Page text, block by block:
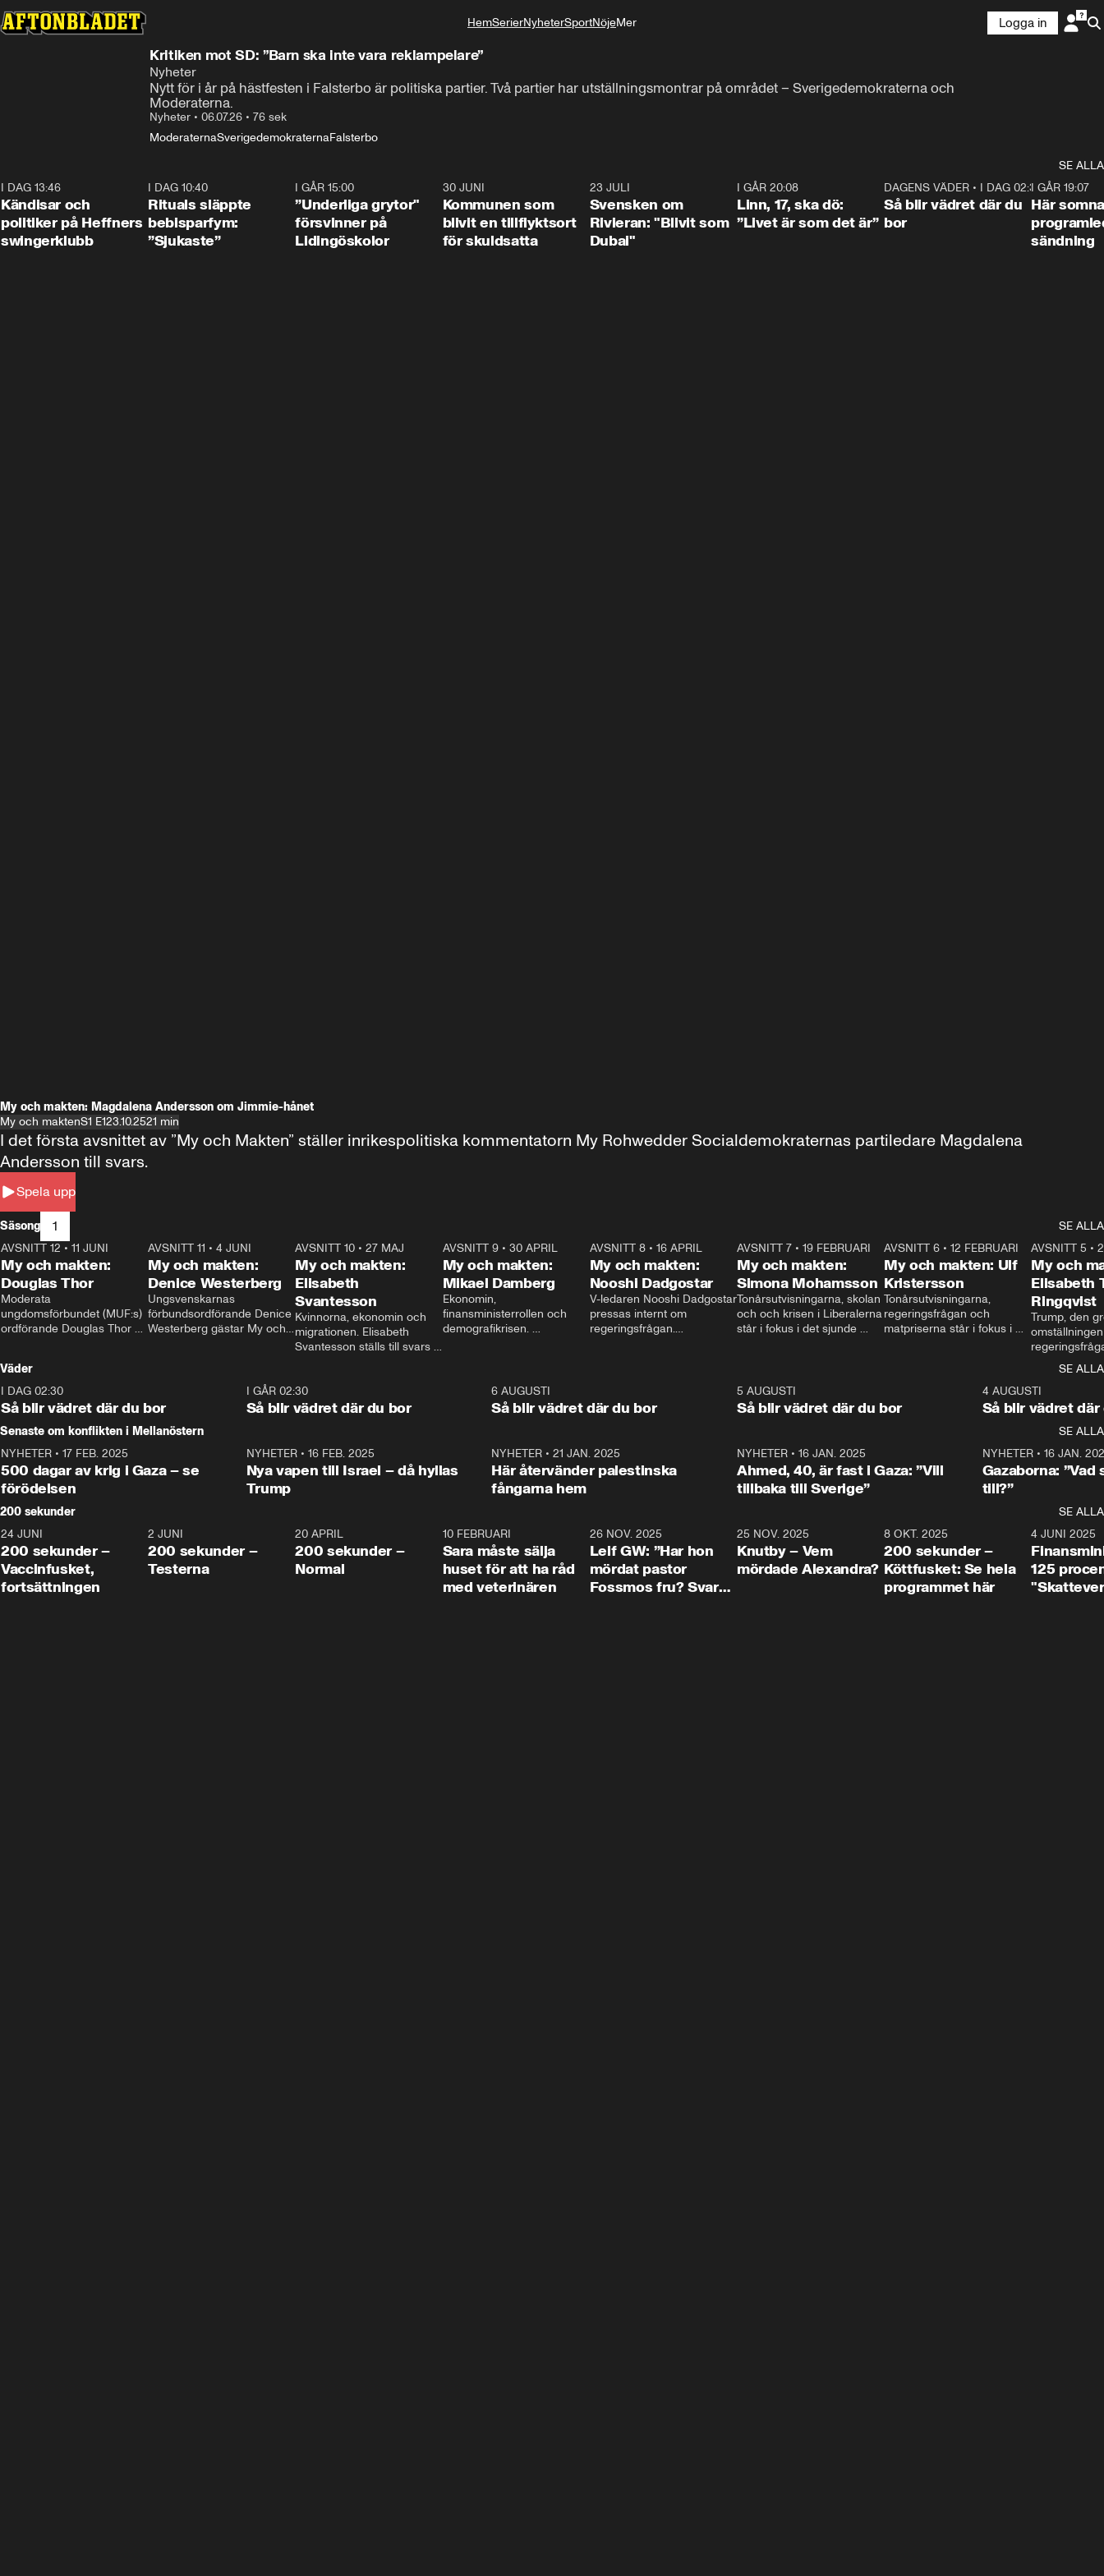
HemSerierNyheterSportNöjeMer
Logga in
Kritiken mot SD: ”Barn ska inte vara reklampelare”
Nyheter
Nytt för i år på hästfesten i Falsterbo är politiska partier. Två partier har utställningsmontrar på området – Sverigedemokraterna och
Moderaterna.
Nyheter • 06.07.26 • 76 sek
ModeraternaSverigedemokraternaFalsterbo
SE ALLA
I DAG 13:46
Kändisar och
politiker på Heffners
swingerklubb
I DAG 10:40
Rituals släppte
bebisparfym:
”Sjukaste”
I GÅR 15:00
”Underliga grytor"
försvinner på
Lidingöskolor
30 JUNI
Kommunen som
blivit en tillflyktsort
för skuldsatta
23 JULI
Svensken om
Rivieran: "Blivit som
Dubai"
I GÅR 20:08
Linn, 17, ska dö:
”Livet är som det är”
1:06
DAGENS VÄDER • I DAG 02:30
Så blir vädret där du
bor
I GÅR 19:07
Här
sändning
My och makten: Magdalena Andersson om Jimmie-hånet
My och maktenS1 E123.10.2521 min
Spela upp
I det första avsnittet av ”My och Makten” ställer inrikespolitiska kommentatorn My Rohwedder Socialdemokraternas partiledare Magdalena
Andersson till svars.
Säsong 1
SE ALLA
26:27
AVSNITT 12 • 11 JUNI
My och makten:
Douglas Thor
Moderata
ungdomsförbundet (MUF:s)
ordförande Douglas Thor
tonårsutvisningarna och hur
Moderaterna ska locka
väljare till valet i höst.
23:40
AVSNITT 11 •4 JUNI
My och makten:
Denice Westerberg
Ungsvenskarnas
förbundsordförande Denice
Westerberg gästar My och
AVSNITT 10 •27 MAJ
My och makten:
Elisabeth
Svantesson
Kvinnorna, ekonomin och
migrationen. Elisabeth
Svantesson ställs till svars
AVSNITT 9• 30 APRIL
My och makten:
Mikael Damberg
Ekonomin,
finansministerrollen och
demografikrisen.
och Makten.
AVSNITT 8• 16 APRIL
My och makten:
Nooshi Dadgostar
V-ledaren Nooshi Dadgostar
pressas internt om
regeringsfrågan.
– Vi ställer upp i val. Ska vi
vara med så sitter vi förstås
24:30
AVSNITT 7• 19 FEBRUARI
My och makten:
Simona Mohamsson
Tonårsutvisningarna, skolan
och och krisen i Liberalerna
står i fokus i det sjunde
kommentator My
Rohwedder ställer
utbildnings- och
Mohamsson till svars.
27:30
AVSNITT 6 •12 FEBRUARI
My och makten: Ulf
Kristersson
Tonårsutvisningarna,
regeringsfrågan och
matpriserna står i fokus i
Rohwedder ställer
statsminister Ulf Kristersson
AVSNITT 5 •
My och
Elisabeth
Ringqvist
Trump, den
centrum i
avsnittet av
Makten”. Se
Aftonbladets
Rohwedder
Thand Ring
Väder
SE ALLA
I DAG 02:30
Så blir vädret där du bor
1:06
I GÅR 02:30
Så blir vädret där du bor
6 AUGUSTI
Så blir vädret där du bor
5 AUGUSTI
Så blir vädret där du bor
4 AUGUSTI
Så blir vädret där
Senaste om konflikten i Mellanöstern
SE ALLA
NYHETER • 17 FEB. 2025
500 dagar av krig i Gaza – se
förödelsen
NYHETER• 16 FEB. 2025
Nya vapen till Israel – då hyllas
Trump
NYHETER •21 JAN. 2025
Här återvänder palestinska
fångarna hem
NYHETER• 16 JAN. 2025
Ahmed, 40, är fast i Gaza: ”Vill
tillbaka till Sverige”
NYHETER• 16 JAN.
Gazaborna:
till?”
200 sekunder
SE ALLA
5:00
24 JUNI
200 sekunder –
Vaccinfusket,
fortsättningen
4:23
2 JUNI
200 sekunder –
Testerna
20 APRIL
200 sekunder –
Normal
10 FEBRUARI
Sara måste sälja
huset för att ha råd
med veterinären
26 NOV. 2025
Leif GW: ”Har hon
mördat pastor
Fossmos fru? Svar
31:05
25 NOV. 2025
Knutby – Vem
mördade Alexandra?
4:29
8 OKT. 2025
200 sekunder –
Köttfusket: Se hela
programmet här
4 JUNI 2025
125